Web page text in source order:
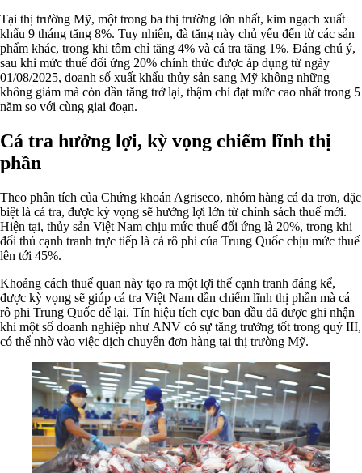
Tại thị trường Mỹ, một trong ba thị trường lớn nhất, kim ngạch xuất
khẩu 9 tháng tăng 8%. Tuy nhiên, đà tăng này chủ yếu đến từ các sản
phẩm khác, trong khi tôm chỉ tăng 4% và cá tra tăng 1%. Đáng chú ý,
sau khi mức thuế đối ứng 20% chính thức được áp dụng từ ngày
01/08/2025, doanh số xuất khẩu thủy sản sang Mỹ không những
không giảm mà còn dần tăng trở lại, thậm chí đạt mức cao nhất trong 5
năm so với cùng giai đoạn.
Cá tra hưởng lợi, kỳ vọng chiếm lĩnh thị
phần
Theo phân tích của Chứng khoán Agriseco, nhóm hàng cá da trơn, đặc
biệt là cá tra, được kỳ vọng sẽ hưởng lợi lớn từ chính sách thuế mới.
Hiện tại, thủy sản Việt Nam chịu mức thuế đối ứng là 20%, trong khi
đối thủ cạnh tranh trực tiếp là cá rô phi của Trung Quốc chịu mức thuế
lên tới 45%.
Khoảng cách thuế quan này tạo ra một lợi thế cạnh tranh đáng kể,
được kỳ vọng sẽ giúp cá tra Việt Nam dần chiếm lĩnh thị phần mà cá
rô phi Trung Quốc để lại. Tín hiệu tích cực ban đầu đã được ghi nhận
khi một số doanh nghiệp như ANV có sự tăng trưởng tốt trong quý III,
có thể nhờ vào việc dịch chuyển đơn hàng tại thị trường Mỹ.